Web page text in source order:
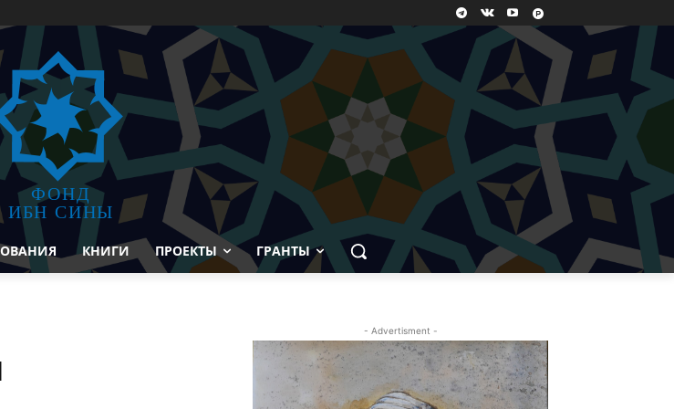
ФОНД
ИБН СИНЫ
КНИГИ ПРОЕКТЫ ГРАНТЫ
- Advertisment -